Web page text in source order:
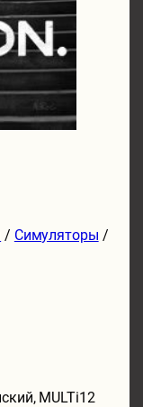
/ Симуляторы /
MULTi12